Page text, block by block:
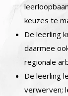
keuzes te
De leerling
daarmee
regionale
De leerling
verwerven;